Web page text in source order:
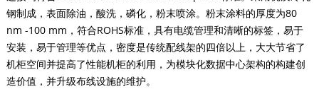
钢制成，表面除油，酸洗，磷化，粉末喷涂。粉末涂料的厚度为80
nm -100 mm，符合ROHS标准，具有电缆管理和清晰的标签，易于
安装，易于管理等优点，密度是传统配线架的四倍以上，大大节省了
机柜空间并提高了性能机柜的利用，为模块化数据中心架构的构建创
造价值，并升级布线设施的维护。